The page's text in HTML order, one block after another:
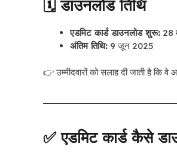
🗓 डाउनलोड तिथि
एडमिट कार्ड डाउनलोड शुरू: 28
अंतिम तिथि: 9 जून 2025
👉 उम्मीदवारों को सलाह दी जाती है
✅ एडमिट कार्ड कैसे